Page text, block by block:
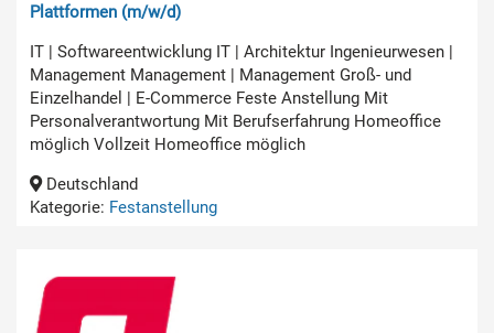
Plattformen (m/w/d)
IT | Softwareentwicklung IT | Architektur Ingenieurwesen |
Management Management | Management Groß- und
Einzelhandel | E-Commerce Feste Anstellung Mit
Personalverantwortung Mit Berufserfahrung Homeoffice
möglich Vollzeit Homeoffice möglich
Deutschland
Kategorie: Festanstellung